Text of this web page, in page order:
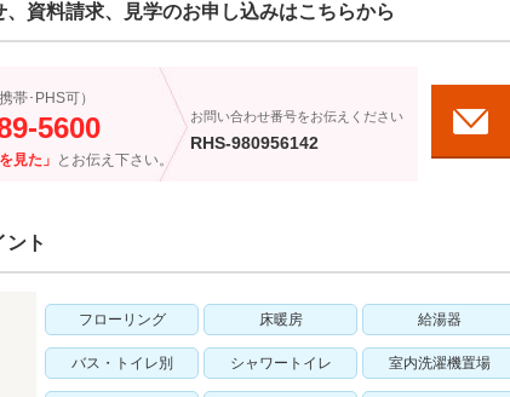
、資料請求、見学のお申し込みはこちらから
帯･PHS可）
5600
見た」 とお伝え下さい。
お問い合わせ番号をお伝えください
RHS-980956142
ント
フローリング 床暖房 給湯器
バス・トイレ別 シャワートイレ 室内洗濯機置場